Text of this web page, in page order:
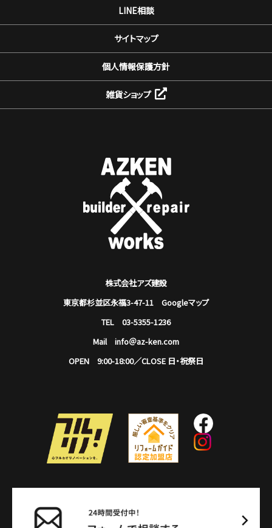
LINE相談
サイトマップ
個人情報保護方針
雑貨ショップ
株式会社アズ建設
東京都杉並区永福3-47-11 Googleマップ
TEL 03-5355-1236
Mail info＠az-ken.com
OPEN 9:00-18:00／CLOSE 日・祝祭日